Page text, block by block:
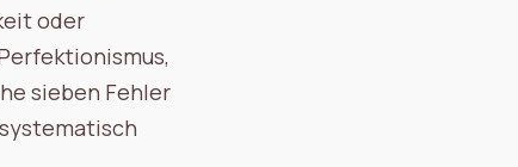
oder
sieben Fehler